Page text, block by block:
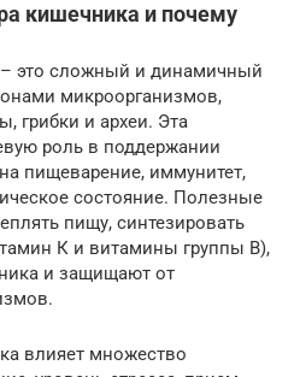
кишечника и почему
это сложный и динамичный
микроорганизмов,
грибки и археи. Эта
роль в поддержании
пищеварение, иммунитет,
состояние. Полезные
пищу, синтезировать
К и витамины группы B),
и защищают от
влияет множество